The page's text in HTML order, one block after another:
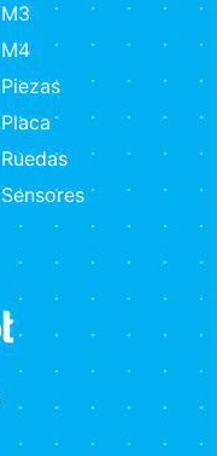
M3
M4
Piezas
Placa
Ruedas
Sensores